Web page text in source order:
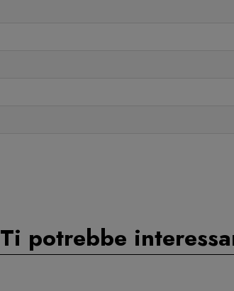
Ti potrebbe